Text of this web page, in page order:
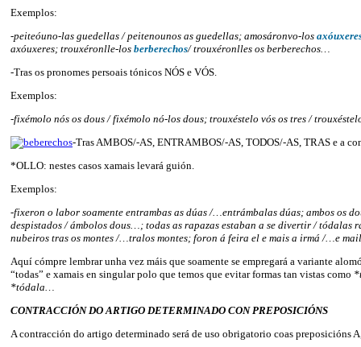
Exemplos:
-peiteóuno-las guedellas / peitenounos as guedellas; amosáronvo-los
axóuxeres; trouxéronlle-los berberechos/ trouxéronlles os berberechos…
-Tras os pronomes persoais tónicos NÓS e VÓS.
Exemplos:
-fixémolo nós os dous / fixémolo nó-los dous; trouxéstelo vós os tres /
-Tras AMBOS/-AS, ENTRAMBOS/-AS, TODOS/-AS, TRAS e a
*OLLO: nestes casos xamais levará guión.
Exemplos:
-fixeron o labor soamente entrambas as dúas /…entrámbalas dúas; ambos os
despistados / ámbolos dous…; todas as rapazas estaban a se divertir / tódalas
nubeiros tras os montes /…tralos montes; foron á feira el e mais a irmá /…e
Aquí cómpre lembrar unha vez máis que soamente se empregará a variante
“todas” e xamais en singular polo que temos que evitar formas tan vistas como
*tódala…
CONTRACCIÓN DO ARTIGO DETERMINADO CON PREPOSICIÓNS
A contracción do artigo determinado será de uso obrigatorio coas preposicións